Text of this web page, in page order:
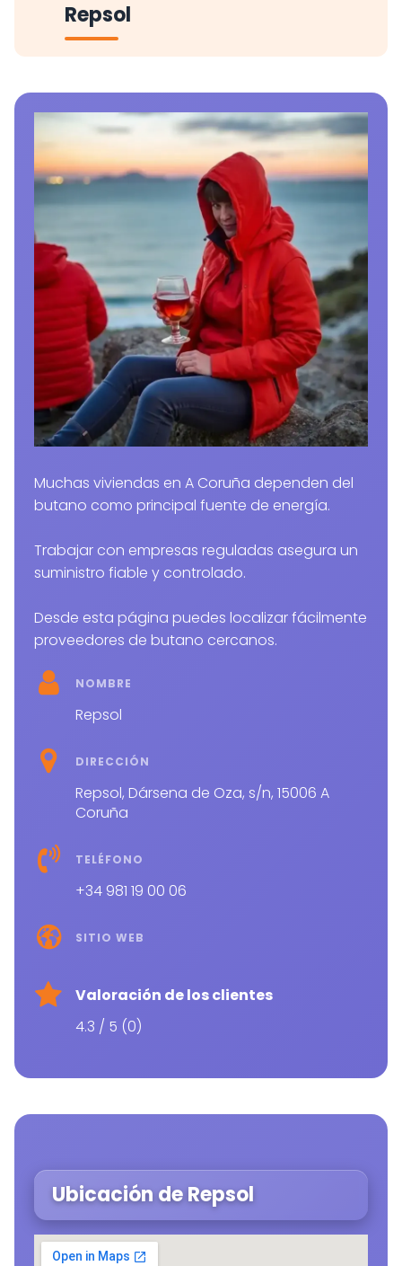
Repsol
Muchas viviendas en A Coruña dependen del
butano como principal fuente de energía.
Trabajar con empresas reguladas asegura un
suministro fiable y controlado.
Desde esta página puedes localizar fácilmente
proveedores de butano cercanos.
NOMBRE
Repsol
DIRECCIÓN
Repsol, Dársena de Oza, s/n, 15006 A
Coruña
TELÉFONO
+34 981 19 00 06
SITIO WEB
Valoración de los clientes
4.3 / 5 (0)
Ubicación de Repsol